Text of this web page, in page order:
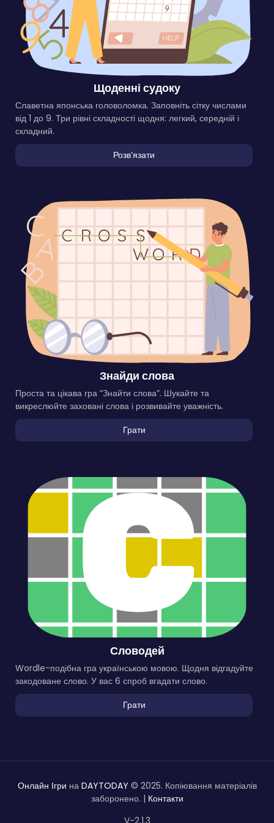
Щоденні судоку
Славетна японська головоломка. Заповніть сітку числами
від 1 до 9. Три рівні складності щодня: легкий, середній і
складний.
Розвʼязати
Знайди слова
Проста та цікава гра “Знайти слова”. Шукайте та
викреслюйте заховані слова і розвивайте уважність.
Грати
Словодей
Wordle-подібна гра українською мовою. Щодня відгадуйте
закодоване слово. У вас 6 спроб вгадати слово.
Грати
Онлайн Ігри на DAYTODAY © 2025. Копіювання матеріалів
заборонено. | Контакти